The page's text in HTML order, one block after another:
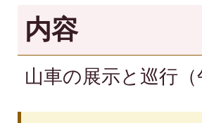
内容
山車の展示と巡行